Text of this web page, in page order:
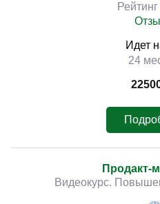
Рейтинг
Идет
24
Продакт-
Видеокурс.